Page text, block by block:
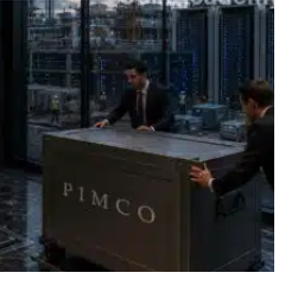
de 11 milliards de